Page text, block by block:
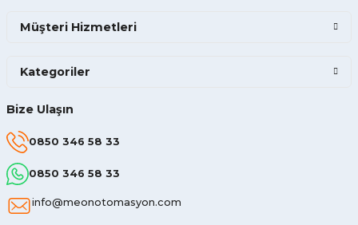
Bize Ulaşın
0850 346 58 33
0850 346 58 33
info@meonotomasyon.com
Müşteri Hizmetleri
Kategoriler